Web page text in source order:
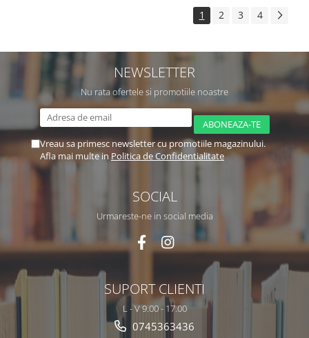
1 2 3 4
NEWSLETTER
Nu rata ofertele si promotiile noastre
Vreau sa primesc newsletter cu promotiile magazinului.
Afla mai multe in Politica de Confidentialitate
SOCIAL
Urmareste-ne in social media
SUPORT CLIENTI
L - V 9.00 - 17.00
0745363436